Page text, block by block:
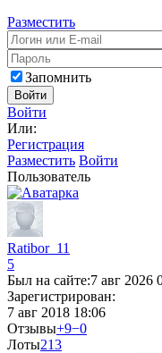
Разместить
Запомнить
Войти
Войти
Или:
Регистрация
Разместить Войти
Пользователь
Ratibor_11
5
Был на сайте:7 авг 2026
Зарегистрирован:
7 авг 2018 18:06
Отзывы+9−0
Лоты213